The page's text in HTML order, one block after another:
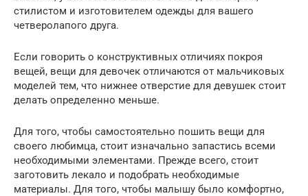
стилистом и изготовителем одежды для вашего
четверолапого друга.
Если говорить о конструктивных отличиях покроя
вещей, вещи для девочек отличаются от мальчиковых
моделей тем, что нижнее отверстие для девушек стоит
делать определенно меньше.
Для того, чтобы самостоятельно пошить вещи для
своего любимца, стоит изначально запастись всеми
необходимыми элементами. Прежде всего, стоит
заготовить лекало и подобрать необходимые
материалы. Для того, чтобы малышу было комфортно,